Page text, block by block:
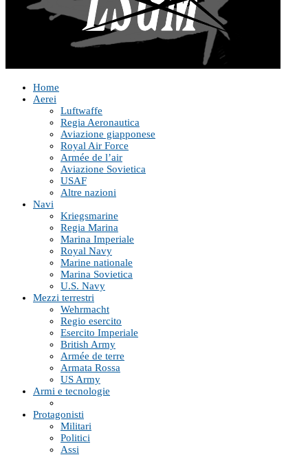
Home
Aerei
Luftwaffe
Regia Aeronautica
Aviazione giapponese
Royal Air Force
Armée de l’air
Aviazione Sovietica
USAF
Altre nazioni
Navi
Kriegsmarine
Regia Marina
Marina Imperiale
Royal Navy
Marine nationale
Marina Sovietica
U.S. Navy
Mezzi terrestri
Wehrmacht
Regio esercito
Esercito Imperiale
British Army
Armée de terre
Armata Rossa
US Army
Armi e tecnologie
Protagonisti
Militari
Politici
Assi